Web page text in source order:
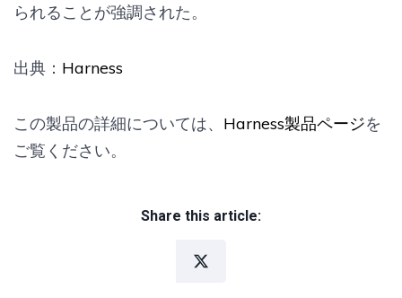
られることが強調された。
出典： Harness
この製品の詳細については、 Harness製品ページを
ご覧ください。
Share this article: